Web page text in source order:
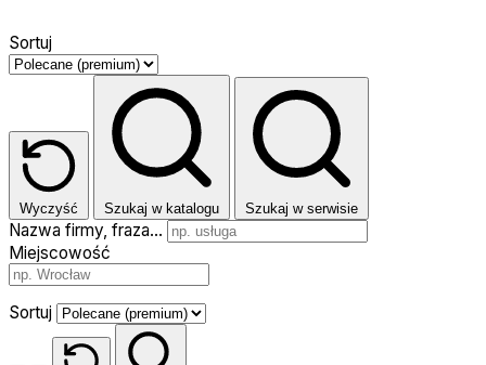
Sortuj
Wyczyść Szukaj w katalogu Szukaj w serwisie
Nazwa firmy, fraza…
Miejscowość
Sortuj